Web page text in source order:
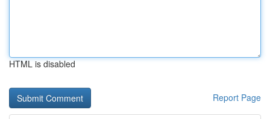
HTML is disabled
Report Page